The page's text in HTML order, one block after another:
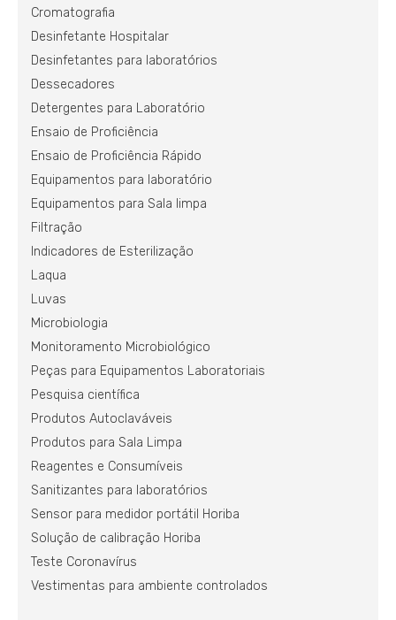
Cromatografia
Desinfetante Hospitalar
Desinfetantes para laboratórios
Dessecadores
Detergentes para Laboratório
Ensaio de Proficiência
Ensaio de Proficiência Rápido
Equipamentos para laboratório
Equipamentos para Sala limpa
Filtração
Indicadores de Esterilização
Laqua
Luvas
Microbiologia
Monitoramento Microbiológico
Peças para Equipamentos Laboratoriais
Pesquisa científica
Produtos Autoclaváveis
Produtos para Sala Limpa
Reagentes e Consumíveis
Sanitizantes para laboratórios
Sensor para medidor portátil Horiba
Solução de calibração Horiba
Teste Coronavírus
Vestimentas para ambiente controlados